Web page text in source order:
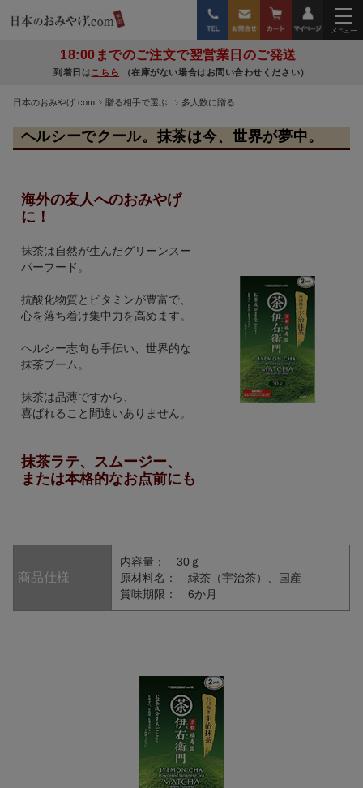
18:00までのご注文で翌営業日のご発送
到着日はこちら （在庫がない場合はお問い合わせください）
日本のおみやげ.com 贈る相手で選ぶ 多人数に贈る
ヘルシーでクール。抹茶は今、世界が夢中。
海外の友人へのおみやげ
に！
抹茶は自然が生んだグリーンスー
パーフード。
抗酸化物質とビタミンが豊富で、
心を落ち着け集中力を高めます。
ヘルシー志向も手伝い、世界的な
抹茶ブーム。
抹茶は品薄ですから、
喜ばれること間違いありません。
抹茶ラテ、スムージー、
または本格的なお点前にも
商品仕様
内容量： 30ｇ
原材料名： 緑茶（宇治茶）、国産
賞味期限： 6か月